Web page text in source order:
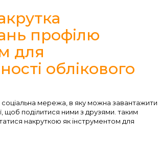
профілю
для
облікового
мережа, в яку можна завантажити
щоб поділитися ними з друзями. таким
накруткою як інструментом для